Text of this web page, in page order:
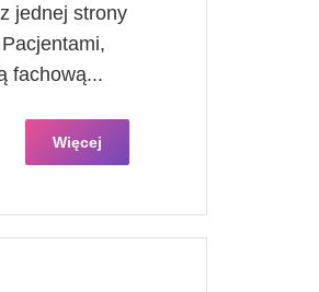
jednej strony
fachową...
Więcej